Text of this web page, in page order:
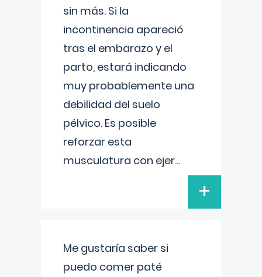
sin más. Si la
incontinencia apareció
tras el embarazo y el
parto, estará indicando
muy probablemente una
debilidad del suelo
pélvico. Es posible
reforzar esta
musculatura con ejer...
+
Me gustaría saber si
puedo comer paté